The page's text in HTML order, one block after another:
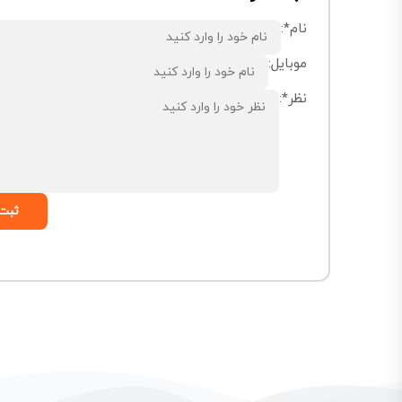
نام*:
موبایل:
نظر*: